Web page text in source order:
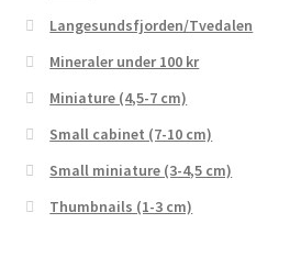
Langesundsfjorden/Tvedalen
Mineraler under 100 kr
Miniature (4,5-7 cm)
Small cabinet (7-10 cm)
Small miniature (3-4,5 cm)
Thumbnails (1-3 cm)